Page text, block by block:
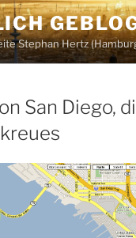
Stephan Hertz
San Diego,